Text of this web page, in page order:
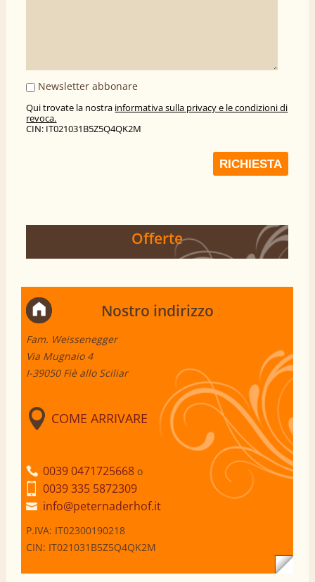
Newsletter abbonare
Qui trovate la nostra informativa sulla privacy e le condizioni di
revoca.
CIN: IT021031B5Z5Q4QK2M
RICHIESTA
Offerte
Nostro indirizzo
Fam. Weissenegger
Via Mugnaio 4
I-39050 Fiè allo Sciliar
COME ARRIVARE
0039 0471725668 o
0039 335 5872309
info@peternaderhof.it
P.IVA: IT02300190218
CIN: IT021031B5Z5Q4QK2M